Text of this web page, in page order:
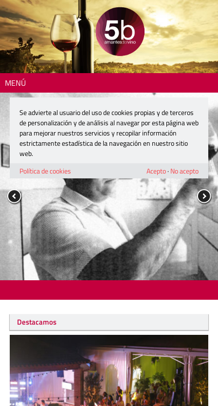
MENÚ
Destacamos
Se advierte al usuario del uso de cookies propias y de terceros
de personalización y de análisis al navegar por esta página web
para mejorar nuestros servicios y recopilar información
estrictamente estadística de la navegación en nuestro sitio
web.
Política de cookies
Acepto· No acepto